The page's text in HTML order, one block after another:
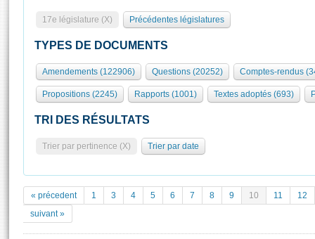
Présidence
577 députés
Groupes politiques
Séance publique
Commissions et autres organes
Europe et International
Pétitions
Documents parlementaires
Projets de loi
Rôle et pouvoirs de l'Assemblée
Organisation de l'Assemblée
Présidence Conférence des Présidents Bureau Collège des
Statistiques et chiffres clés
Documents de référence
( Constitution | Règlement de l'Assemblée ... )
Visiter l'Assemblée
Visite virtuelle du palais Bourbon
Assister à une séance
La Bibliothèque
Les archives
17e législature (X) Précédentes législatures
TYPES DE DOCUMENTS
Amendements (122906) Questions (20252) Comptes-rendus
Propositions (2245) Rapports (1001) Textes adoptés (693)
TRI DES RÉSULTATS
Trier par pertinence (X) Trier par date
« précedent 1 3 4 5 6 7 8 9 10 11
12
suivant »